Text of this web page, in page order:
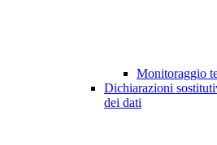
Monitoraggio
Dichiarazioni
dei dati